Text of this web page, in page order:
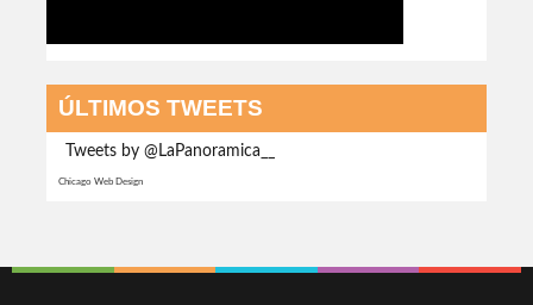
ÚLTIMOS TWEETS
Tweets by @LaPanoramica__
Chicago Web Design